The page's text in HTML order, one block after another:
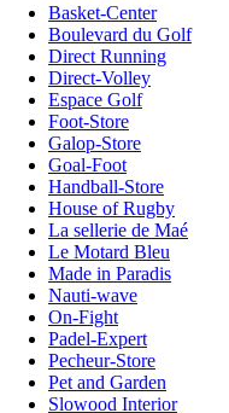
Basket-Center
Boulevard du Golf
Direct Running
Direct-Volley
Espace Golf
Foot-Store
Galop-Store
Goal-Foot
Handball-Store
House of Rugby
La sellerie de Maé
Le Motard Bleu
Made in Paradis
Nauti-wave
On-Fight
Padel-Expert
Pecheur-Store
Pet and Garden
Slowood Interior